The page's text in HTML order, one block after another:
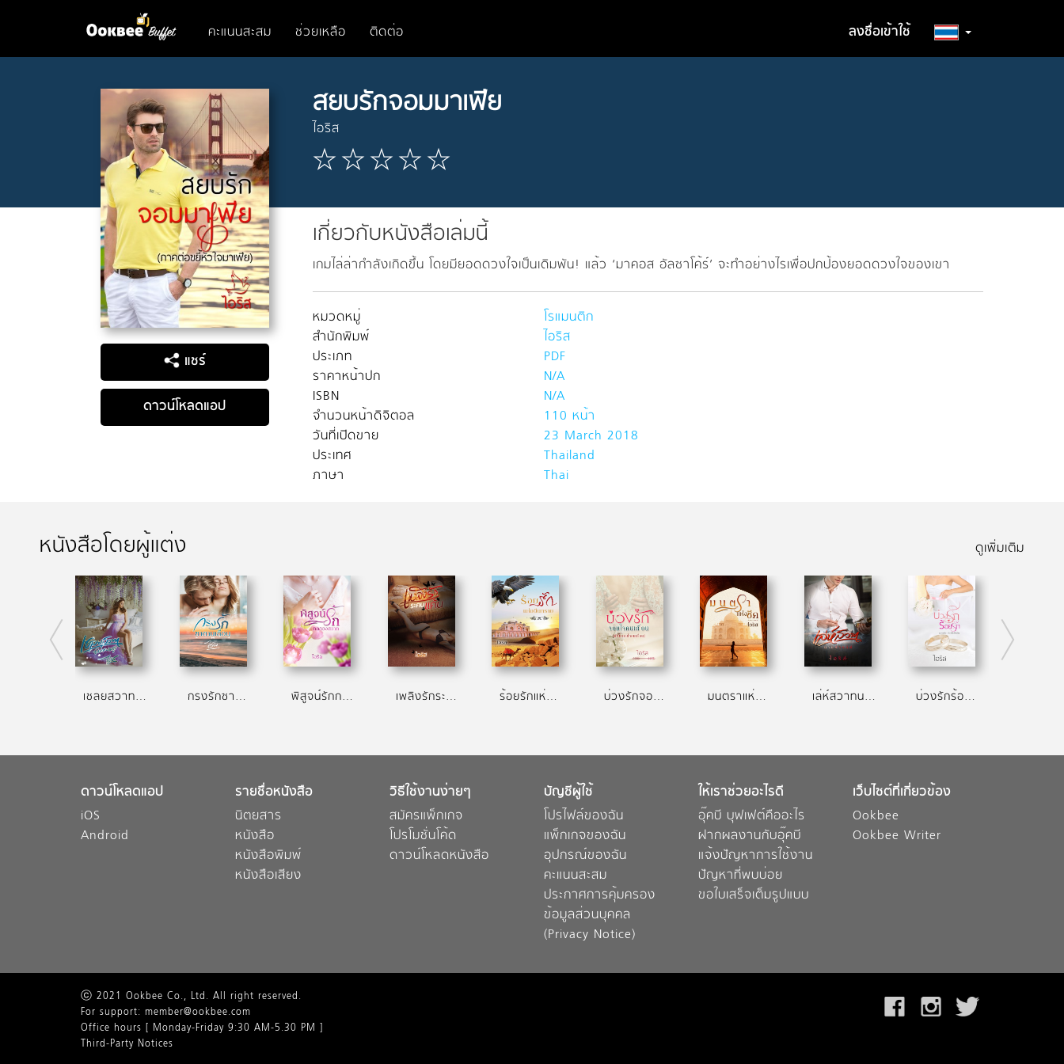
คะแนนสะสม ช่วยเหลือ ติดต่อ ลงชื่อเข้าใช้
แชร์
ดาวน์โหลดแอป
สยบรักจอมมาเฟีย
ไอริส
เกี่ยวกับหนังสือเล่มนี้
เกมไล่ล่ากำลังเกิดขึ้น โดยมียอดดวงใจเป็นเดิมพัน! แล้ว ‘มาคอส อัลซาโค้ร์’ จะทำอย่างไรเพื่อปกป้องยอดดวงใจของเขา
หมวดหมู่
โรแมนติก
สำนักพิมพ์
ไอริส
ประเภท
PDF
ราคาหน้าปก
N/A
ISBN
N/A
จำนวนหน้าดิจิตอล
110 หน้า
วันที่เปิดขาย
23 March 2018
ประเทศ
Thailand
ภาษา
Thai
หนังสือโดยผู้แต่ง ดูเพิ่มเติม
เชลยสวาทซาตานอสูร กรงรักซาตานเถื่อน พิสูจน์รักกลลวงสวาท เพลิงรักระคนแค้น ร้อยรักแห่งผืนทราย บ่วงรักจอมใจคนเถื่อน มนตราแห่งชีค เล่ห์สวาทนายหัวทมิฬ บ่วงรักร้อยรัก
ดาวน์โหลดแอป
iOS
Android
รายชื่อหนังสือ
นิตยสาร
หนังสือ
หนังสือพิมพ์
หนังสือเสียง
วิธีใช้งานง่ายๆ
สมัครแพ็กเกจ
โปรโมชั่นโค้ด
ดาวน์โหลดหนังสือ
บัญชีผู้ใช้
โปรไฟล์ของฉัน
แพ็กเกจของฉัน
อุปกรณ์ของฉัน
คะแนนสะสม
ประกาศการคุ้มครอง
ข้อมูลส่วนบุคคล
(Privacy Notice)
ให้เราช่วยอะไรดี
อุ๊คบี บุฟเฟต์คืออะไร
ฝากผลงานกับอุ๊คบี
แจ้งปัญหาการใช้งาน
ปัญหาที่พบบ่อย
ขอใบเสร็จเต็มรูปแบบ
เว็บไซต์ที่เกี่ยวข้อง
Ookbee
Ookbee Writer
ⓒ 2021 Ookbee Co., Ltd. All right reserved.
For support: member@ookbee.com
Office hours [ Monday-Friday 9:30 AM-5.30 PM ]
Third-Party Notices